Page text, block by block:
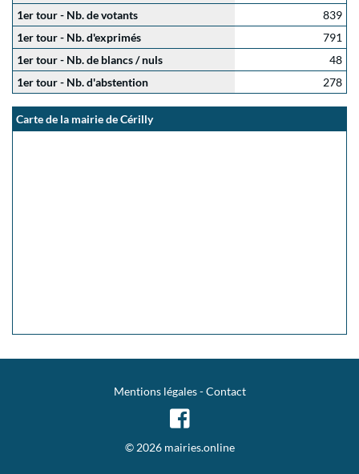
1er tour - Nb. de votants
839
1er tour - Nb. d'exprimés
791
1er tour - Nb. de blancs / nuls
48
1er tour - Nb. d'abstention
278
Carte de la mairie de Cérilly
Mentions légales-Contact
© 2026 mairies.online